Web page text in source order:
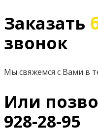
Заказать
звонок
Мы свяжемся с Вами в
Или
928-28-95